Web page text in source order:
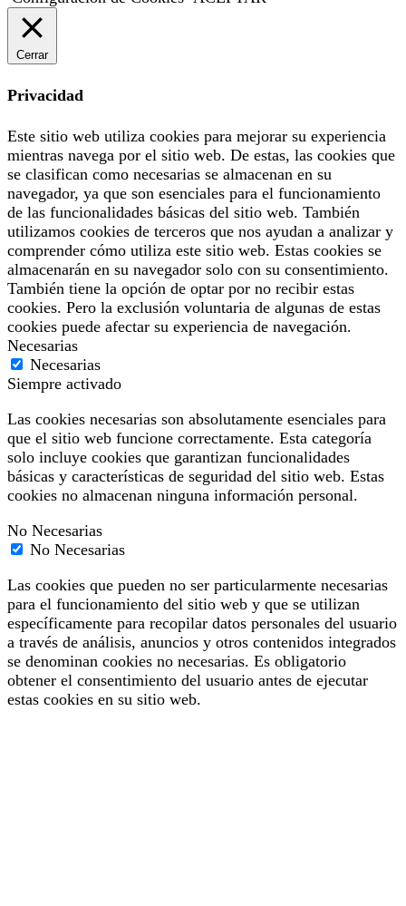
Cerrar
Privacidad
Este sitio web utiliza cookies para mejorar su experiencia
mientras navega por el sitio web. De estas, las cookies que
se clasifican como necesarias se almacenan en su
navegador, ya que son esenciales para el funcionamiento
de las funcionalidades básicas del sitio web. También
utilizamos cookies de terceros que nos ayudan a analizar y
comprender cómo utiliza este sitio web. Estas cookies se
almacenarán en su navegador solo con su consentimiento.
También tiene la opción de optar por no recibir estas
cookies. Pero la exclusión voluntaria de algunas de estas
cookies puede afectar su experiencia de navegación.
Necesarias
Necesarias
Siempre activado
Las cookies necesarias son absolutamente esenciales para
que el sitio web funcione correctamente. Esta categoría
solo incluye cookies que garantizan funcionalidades
básicas y características de seguridad del sitio web. Estas
cookies no almacenan ninguna información personal.
No Necesarias
No Necesarias
Las cookies que pueden no ser particularmente necesarias
para el funcionamiento del sitio web y que se utilizan
específicamente para recopilar datos personales del usuario
a través de análisis, anuncios y otros contenidos integrados
se denominan cookies no necesarias. Es obligatorio
obtener el consentimiento del usuario antes de ejecutar
estas cookies en su sitio web.